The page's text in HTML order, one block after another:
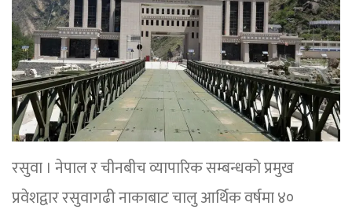
रसुवा । नेपाल र चीनबीच व्यापारिक सम्बन्धको प्रमुख
प्रवेशद्वार रसुवागढी नाकाबाट चालु आर्थिक वर्षमा ४०